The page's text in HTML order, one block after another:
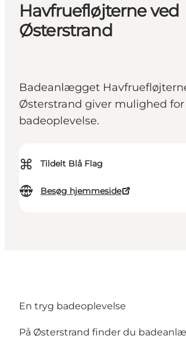
Havfruefløjterne ved
Østerstrand
Badeanlægget
Østerstrand giver mulighed
badeoplevelse.
⌘ Tildelt Blå Flag
Besøg hjemmeside
En tryg badeoplevelse
På Østerstrand finder du